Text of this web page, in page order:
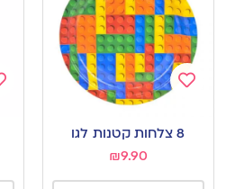
8 צלחות קטנות לגו
₪9.90